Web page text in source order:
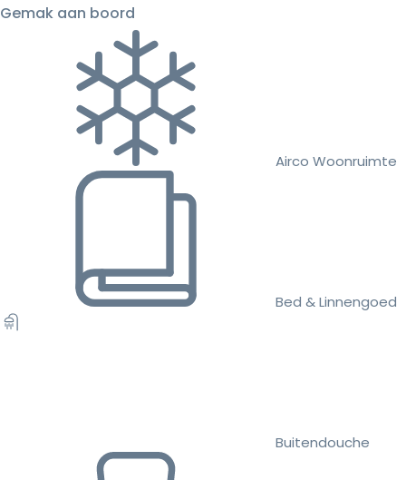
Gemak aan boord
Airco Woonruimte
Bed & Linnengoed
Buitendouche